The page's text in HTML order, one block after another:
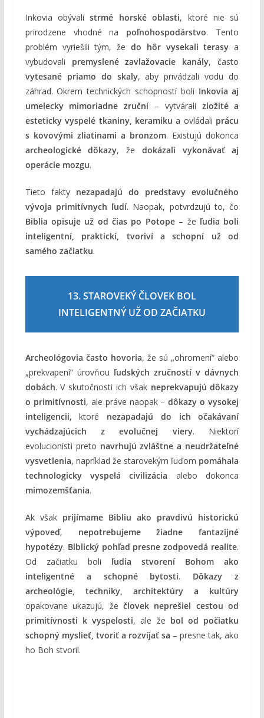
Inkovia obývalistrmé horské oblasti, ktoré nie sú
prirodzene vhodné na poľnohospodárstvo. Tento
problém vyriešili tým, že do hôr vysekali terasy a
vybudovali premyslené zavlažovacie kanály, často
vytesané priamo do skaly, aby privádzali vodu do
záhrad. Okrem technických schopností boli Inkovia aj
umelecky mimoriadne zruční – vytvárali zložité a
esteticky vyspelé tkaniny, keramiku a ovládali prácu
s kovovými zliatinami a bronzom. Existujú dokonca
archeologické dôkazy, že dokázali vykonávať aj
operácie mozgu.
Tieto fakty nezapadajú do predstavy evolučného
vývoja primitívnych ľudí. Naopak, potvrdzujú to, čo
Biblia opisuje už od čias po Potope– že ľudia boli
inteligentní, praktickí, tvoriví a schopní už od
samého začiatku.
13. STAROVEKÝ ČLOVEK BOL
INTELIGENTNÝ UŽ OD ZAČIATKU
Archeológovia často hovoria, že sú „ohromení“ alebo
„prekvapení“ úrovňou ľudských zručností v dávnych
dobách. V skutočnosti ich však neprekvapujú dôkazy
o primitívnosti, ale práve naopak –dôkazy o vysokej
inteligencii, ktoré nezapadajú do ich očakávaní
vychádzajúcich z evolučnej viery. Niektorí
evolucionisti preto navrhujú zvláštne a neudržateľné
vysvetlenia, napríklad že starovekým ľuďom pomáhala
technologicky vyspelá civilizácia alebo dokonca
mimozemšťania.
Ak však prijímame Bibliu ako pravdivú historickú
výpoveď, nepotrebujeme žiadne fantazijné
hypotézy. Biblický pohľad presne zodpovedá realite.
Od začiatku boli ľudia stvorení Bohom ako
inteligentné a schopné bytosti. Dôkazy z
archeológie, techniky, architektúry a kultúry
opakovane ukazujú, že človek neprešiel cestou od
primitívnosti k vyspelosti, ale že bol od počiatku
schopný myslieť, tvoriť a rozvíjať sa – presne tak, ako
ho Boh stvoril.